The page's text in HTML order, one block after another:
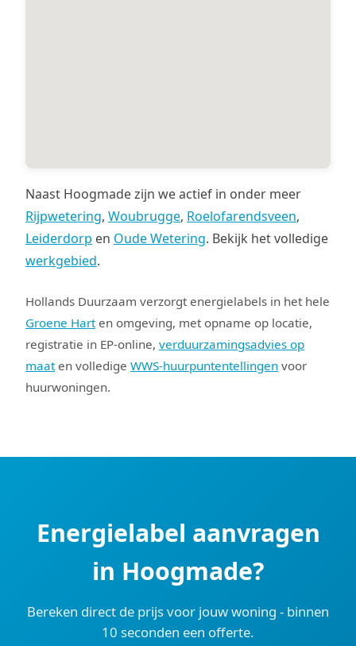
Naast Hoogmade zijn we actief in onder meer
Rijpwetering, Woubrugge, Roelofarendsveen,
Leiderdorp en Oude Wetering. Bekijk het volledige
werkgebied.
Hollands Duurzaam verzorgt energielabels in het hele
Groene Harten omgeving, met opname op locatie,
registratie in EP-online, verduurzamingsadvies op
maaten volledige WWS-huurpuntentellingen voor
huurwoningen.
Energielabel aanvragen
in Hoogmade?
Bereken direct de prijs voor jouw woning - binnen
10 seconden een offerte.